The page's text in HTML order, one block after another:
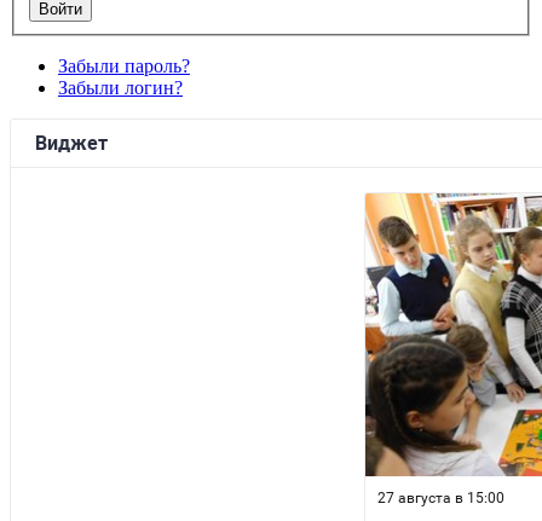
Забыли пароль?
Забыли логин?